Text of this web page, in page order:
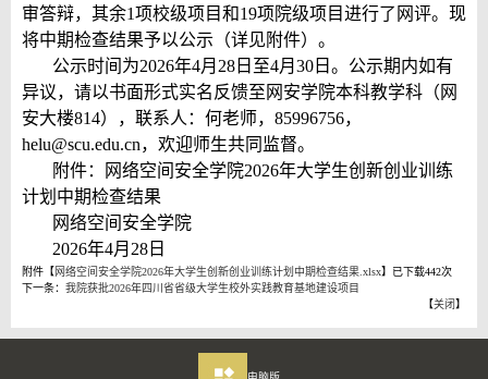
审答辩，其余1项校级项目和19项院级项目进行了网评。现
将中期检查结果予以公示（详见附件）。
公示时间为2026年4月28日至4月30日。公示期内如有
异议，请以书面形式实名反馈至网安学院本科教学科（网
安大楼814），联系人：何老师，85996756，
helu@scu.edu.cn，欢迎师生共同监督。
附件：网络空间安全学院2026年大学生创新创业训练
计划中期检查结果
网络空间安全学院
2026年4月28日
附件【 网络空间安全学院2026年大学生创新创业训练计划中期检查结果.xlsx】已下载442次
下一条： 我院获批2026年四川省省级大学生校外实践教育基地建设项目
【关闭 】